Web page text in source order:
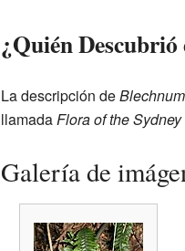
¿Quién
La descripción de
llamadaFlora of the
Galería de